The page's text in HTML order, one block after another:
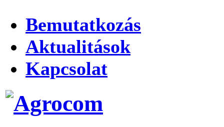
Bemutatkozás
Aktualitások
Kapcsolat